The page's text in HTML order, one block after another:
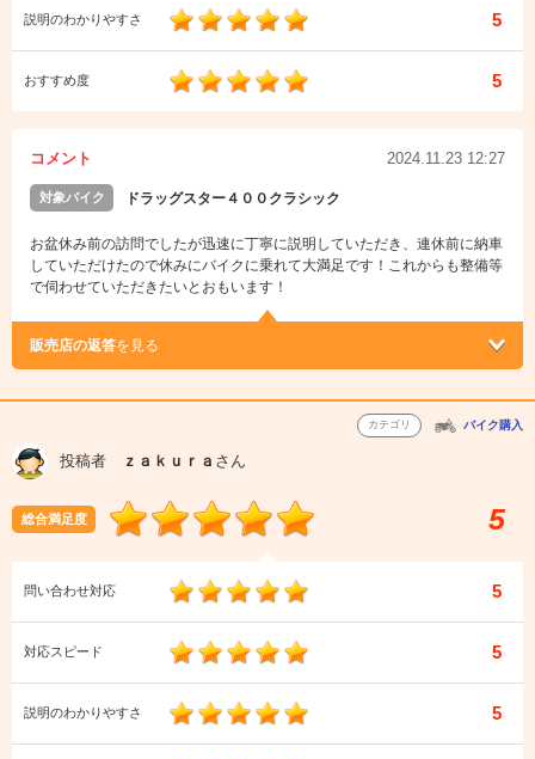
説明のわかりやすさ 5
おすすめ度 5
コメント 2024.11.23 12:27
対象バイク ドラッグスター４００クラシック
お盆休み前の訪問でしたが迅速に丁寧に説明していただき、連休前に納車
していただけたので休みにバイクに乗れて大満足です！これからも整備等
で伺わせていただきたいとおもいます！
販売店の返答を見る
カテゴリ バイク購入
投稿者 ｚａｋｕｒａ さん
総合満足度 5
問い合わせ対応 5
対応スピード 5
説明のわかりやすさ 5